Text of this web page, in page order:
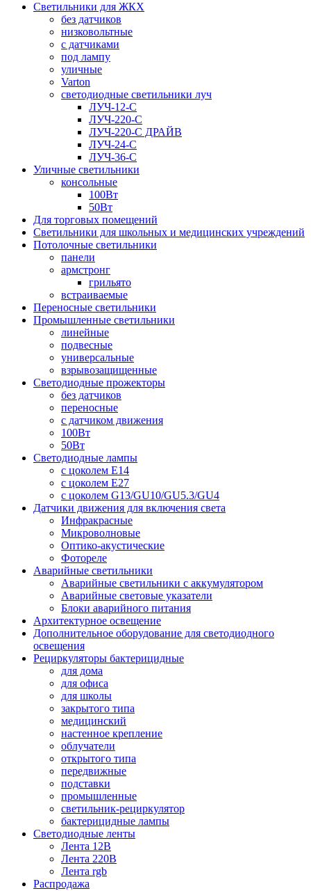
Светильники для ЖКХ
без датчиков
низковольтные
с датчиками
под лампу
уличные
Varton
светодиодные светильники луч
ЛУЧ-12-С
ЛУЧ-220-С
ЛУЧ-220-С ДРАЙВ
ЛУЧ-24-С
ЛУЧ-36-С
Уличные светильники
консольные
100Вт
50Вт
Для торговых помещений
Светильники для школьных и медицинских учреждений
Потолочные светильники
панели
армстронг
грильято
встраиваемые
Переносные светильники
Промышленные светильники
линейные
подвесные
универсальные
взрывозащищенные
Светодиодные прожекторы
без датчиков
переносные
с датчиком движения
100Вт
50Вт
Светодиодные лампы
с цоколем E14
с цоколем E27
с цоколем G13/GU10/GU5.3/GU4
Датчики движения для включения света
Инфракрасные
Микроволновые
Оптико-акустические
Фотореле
Аварийные светильники
Аварийные светильники с аккумулятором
Аварийные световые указатели
Блоки аварийного питания
Архитектурное освещение
Дополнительное оборудование для светодиодного
освещения
Рециркуляторы бактерицидные
для дома
для офиса
для школы
закрытого типа
медицинский
настенное крепление
облучатели
открытого типа
передвижные
подставки
промышленные
светильник-рециркулятор
бактерицидные лампы
Светодиодные ленты
Лента 12В
Лента 220В
Лента rgb
Распродажа